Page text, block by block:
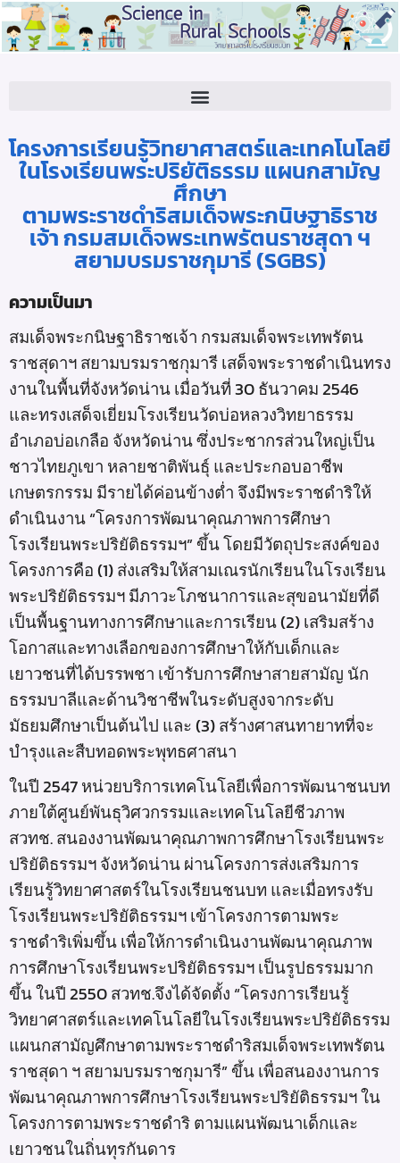
โครงการเรียนรู้วิทยาศาสตร์และเทคโนโลยี
ในโรงเรียนพระปริยัติธรรม แผนกสามัญ
ศึกษา
ตามพระราชดำริสมเด็จพระกนิษฐาธิราช
เจ้า กรมสมเด็จพระเทพรัตนราชสุดา ฯ
สยามบรมราชกุมารี (SGBS)
ความเป็นมา
สมเด็จพระกนิษฐาธิราชเจ้า กรมสมเด็จพระเทพรัตน
ราชสุดาฯ สยามบรมราชกุมารี เสด็จพระราชดำเนินทรง
งานในพื้นที่จังหวัดน่าน เมื่อวันที่ 30 ธันวาคม 2546
และทรงเสด็จเยี่ยมโรงเรียนวัดบ่อหลวงวิทยาธรรม
อำเภอบ่อเกลือ จังหวัดน่าน ซึ่งประชากรส่วนใหญ่เป็น
ชาวไทยภูเขา หลายชาติพันธุ์ และประกอบอาชีพ
เกษตรกรรม มีรายได้ค่อนข้างต่ำ จึงมีพระราชดำริให้
ดำเนินงาน “โครงการพัฒนาคุณภาพการศึกษา
โรงเรียนพระปริยัติธรรมฯ” ขึ้น โดยมีวัตถุประสงค์ของ
โครงการคือ (1) ส่งเสริมให้สามเณรนักเรียนในโรงเรียน
พระปริยัติธรรมฯ มีภาวะโภชนาการและสุขอนามัยที่ดี
เป็นพื้นฐานทางการศึกษาและการเรียน (2) เสริมสร้าง
โอกาสและทางเลือกของการศึกษาให้กับเด็กและ
เยาวชนที่ได้บรรพชา เข้ารับการศึกษาสายสามัญ นัก
ธรรมบาลีและด้านวิชาชีพในระดับสูงจากระดับ
มัธยมศึกษาเป็นต้นไป และ (3) สร้างศาสนทายาทที่จะ
บำรุงและสืบทอดพระพุทธศาสนา
ในปี 2547 หน่วยบริการเทคโนโลยีเพื่อการพัฒนาชนบท
ภายใต้ศูนย์พันธุวิศวกรรมและเทคโนโลยีชีวภาพ
สวทช. สนองงานพัฒนาคุณภาพการศึกษาโรงเรียนพระ
ปริยัติธรรมฯ จังหวัดน่าน ผ่านโครงการส่งเสริมการ
เรียนรู้วิทยาศาสตร์ในโรงเรียนชนบท และเมื่อทรงรับ
โรงเรียนพระปริยัติธรรมฯ เข้าโครงการตามพระ
ราชดำริเพิ่มขึ้น เพื่อให้การดำเนินงานพัฒนาคุณภาพ
การศึกษาโรงเรียนพระปริยัติธรรมฯ เป็นรูปธรรมมาก
ขึ้น ในปี 2550 สวทช.จึงได้จัดตั้ง “โครงการเรียนรู้
วิทยาศาสตร์และเทคโนโลยีในโรงเรียนพระปริยัติธรรม
แผนกสามัญศึกษาตามพระราชดำริสมเด็จพระเทพรัตน
ราชสุดา ฯ สยามบรมราชกุมารี” ขึ้น เพื่อสนองงานการ
พัฒนาคุณภาพการศึกษาโรงเรียนพระปริยัติธรรมฯ ใน
โครงการตามพระราชดำริ ตามแผนพัฒนาเด็กและ
เยาวชนในถิ่นทุรกันดาร